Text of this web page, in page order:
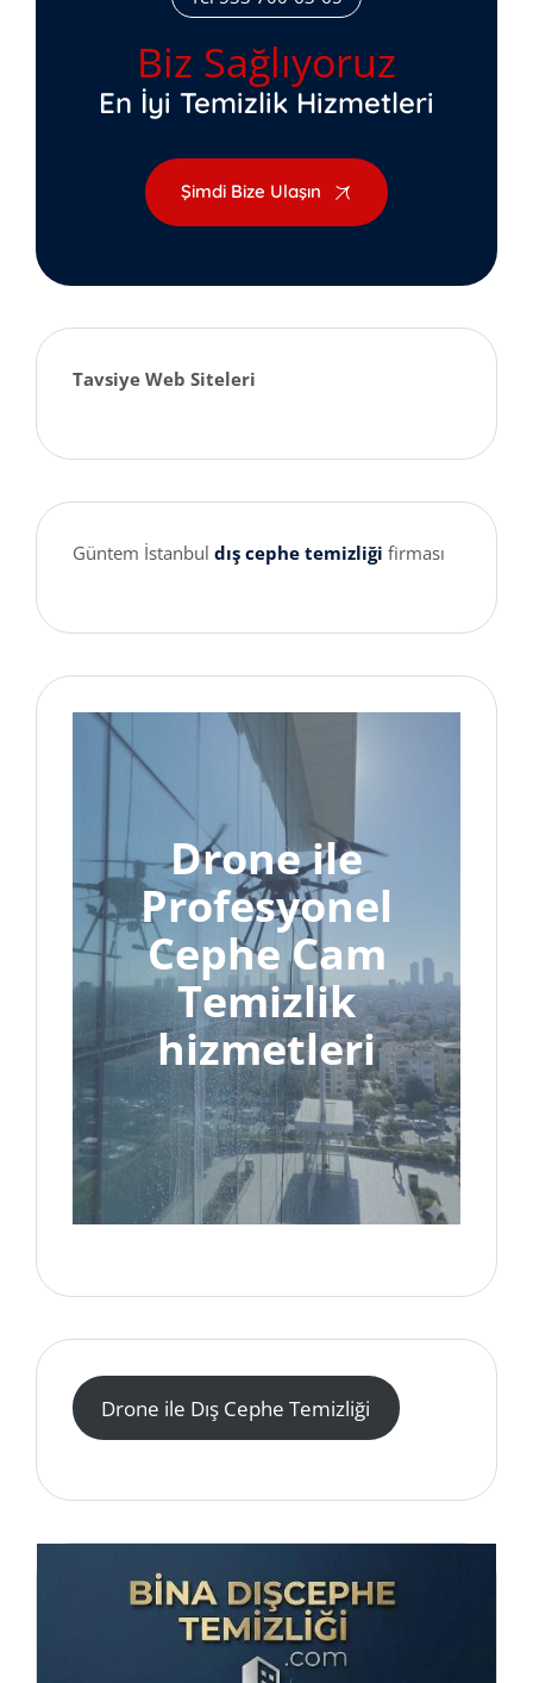
Biz Sağlıyoruz
En İyi Temizlik Hizmetleri
Şimdi Bize Ulaşın
Tavsiye Web Siteleri
Güntem İstanbul dış cephe temizliği firması
Drone ile
Profesyonel
Cephe Cam
Temizlik
hizmetleri
Drone ile Dış Cephe Temizliği